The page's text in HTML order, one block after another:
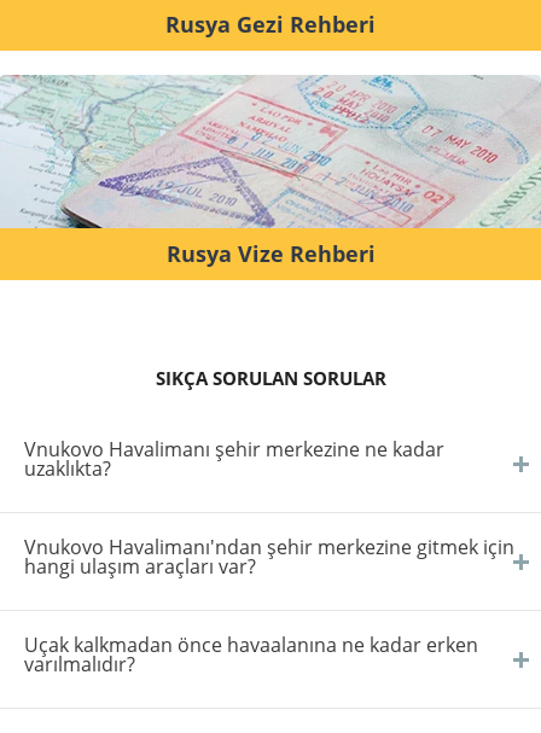
Rusya Gezi Rehberi
Rusya Vize Rehberi
SIKÇA SORULAN SORULAR
Vnukovo Havalimanı şehir merkezine ne kadar
uzaklıkta?
Vnukovo Havalimanı'ndan şehir merkezine gitmek için
hangi ulaşım araçları var?
Uçak kalkmadan önce havaalanına ne kadar erken
varılmalıdır?